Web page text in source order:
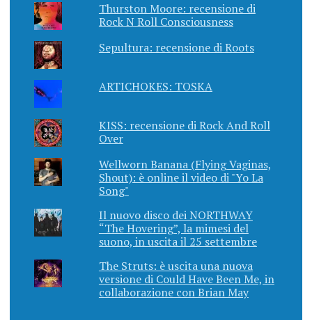
Thurston Moore: recensione di
Rock N Roll Consciousness
Sepultura: recensione di Roots
ARTICHOKES: TOSKA
KISS: recensione di Rock And Roll
Over
Wellworn Banana (Flying Vaginas,
Shout): è online il video di "Yo La
Song"
Il nuovo disco dei NORTHWAY
“The Hovering”, la mimesi del
suono, in uscita il 25 settembre
The Struts: è uscita una nuova
versione di Could Have Been Me, in
collaborazione con Brian May